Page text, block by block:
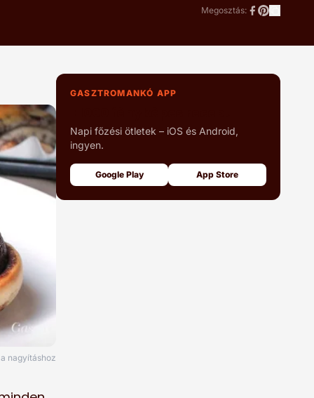
Megosztás:
nagyításhoz
GASZTROMANKÓ APP
Napi főzési ötletek – iOS és Android,
ingyen.
Google Play App Store